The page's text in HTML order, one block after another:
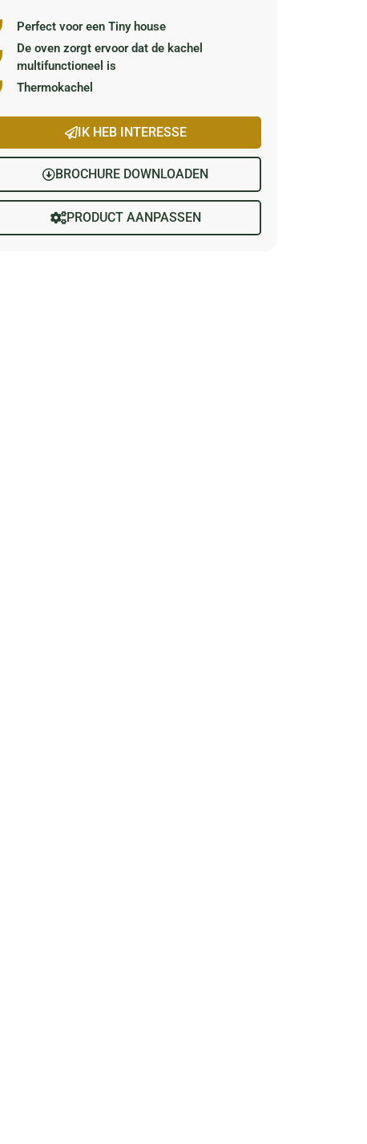
Perfect voor een Tiny house
De oven zorgt ervoor dat de kachel
multifunctioneel is
Thermokachel
IK HEB INTERESSE
BROCHURE DOWNLOADEN
PRODUCT AANPASSEN